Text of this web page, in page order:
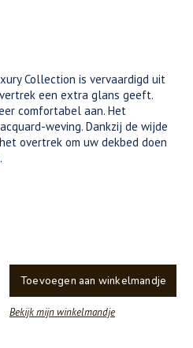
Collection is vervaardigd uit
een extra glans geeft.
comfortabel aan. Het
weving. Dankzij de wijde
overtrek om uw dekbed doen
Toevoegen aan winkelmandje
Bekijk mijn winkelmandje